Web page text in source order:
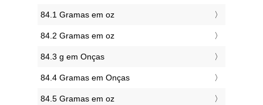
84.1 Gramas em oz
84.2 Gramas em oz
84.3 g em Onças
84.4 Gramas em Onças
84.5 Gramas em oz